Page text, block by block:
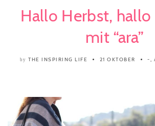
Hallo Herbst,
mit “ara”
by THE INSPIRING LIFE 21 OKTOBER -,